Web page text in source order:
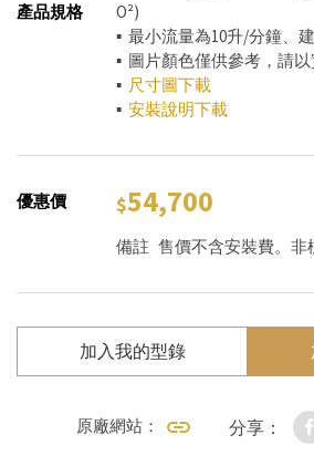
產品規格
O²)
▪ 最小流量為10升/分鐘、
▪ 圖片顏色僅供參考，請
▪ 尺寸圖下載
▪ 安裝說明下載
優惠價 54,700
備註 售價不含安裝費。非
加入我的型錄
原廠網站： 分享：